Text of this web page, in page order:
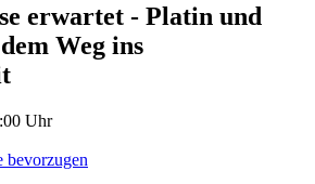
erwartet - Platin und
Weg ins
Uhr
bevorzugen